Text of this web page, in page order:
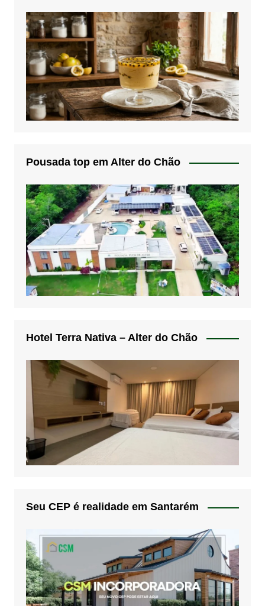
Pousada top em Alter do Chão
Hotel Terra Nativa – Alter do Chão
Seu CEP é realidade em Santarém